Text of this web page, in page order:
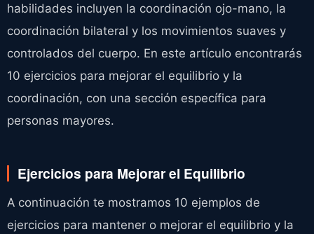
habilidades incluyen la coordinación ojo-mano, la
coordinación bilateral y los movimientos suaves y
controlados del cuerpo. En este artículo encontrarás
10 ejercicios para mejorar el equilibrio y la
coordinación, con una sección específica para
personas mayores.
Ejercicios para Mejorar el Equilibrio
A continuación te mostramos 10 ejemplos de
ejercicios para mantener o mejorar el equilibrio y la